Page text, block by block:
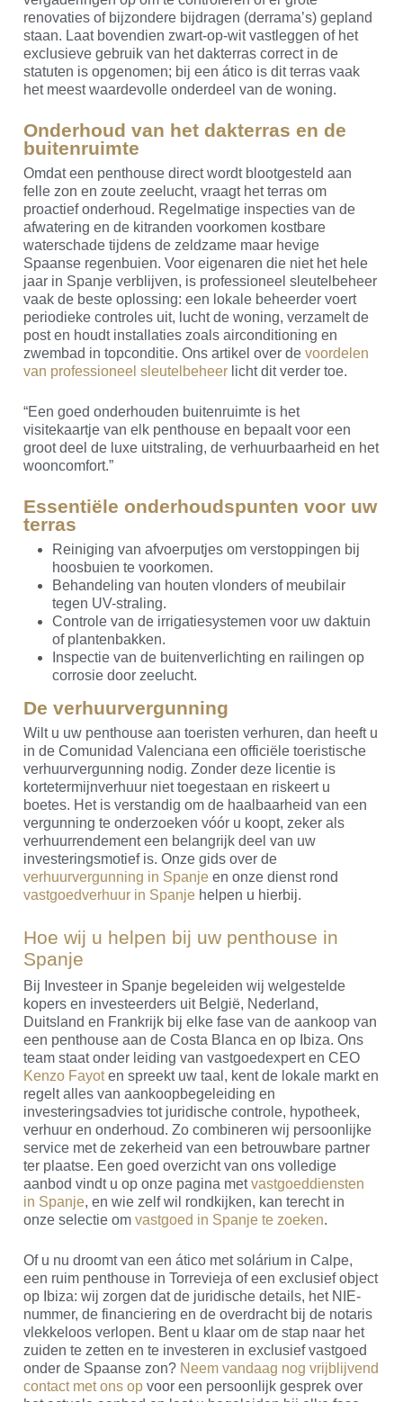
renovaties of bijzondere bijdragen (derrama’s) gepland
staan. Laat bovendien zwart-op-wit vastleggen of het
exclusieve gebruik van het dakterras correct in de
statuten is opgenomen; bij een ático is dit terras vaak
het meest waardevolle onderdeel van de woning.
Onderhoud van het dakterras en de
buitenruimte
Omdat een penthouse direct wordt blootgesteld aan
felle zon en zoute zeelucht, vraagt het terras om
proactief onderhoud. Regelmatige inspecties van de
afwatering en de kitranden voorkomen kostbare
waterschade tijdens de zeldzame maar hevige
Spaanse regenbuien. Voor eigenaren die niet het hele
jaar in Spanje verblijven, is professioneel sleutelbeheer
vaak de beste oplossing: een lokale beheerder voert
periodieke controles uit, lucht de woning, verzamelt de
post en houdt installaties zoals airconditioning en
zwembad in topconditie. Ons artikel over devoordelen
van professioneel sleutelbeheer licht dit verder toe.
“Een goed onderhouden buitenruimte is het
visitekaartje van elk penthouse en bepaalt voor een
groot deel de luxe uitstraling, de verhuurbaarheid en het
wooncomfort.”
Essentiële onderhoudspunten voor uw
terras
Reiniging van afvoerputjes om verstoppingen bij
hoosbuien te voorkomen.
Behandeling van houten vlonders of meubilair
tegen UV-straling.
Controle van de irrigatiesystemen voor uw daktuin
of plantenbakken.
Inspectie van de buitenverlichting en railingen op
corrosie door zeelucht.
De verhuurvergunning
Wilt u uw penthouse aan toeristen verhuren, dan heeft u
in de Comunidad Valenciana een officiële toeristische
verhuurvergunning nodig. Zonder deze licentie is
kortetermijnverhuur niet toegestaan en riskeert u
boetes. Het is verstandig om de haalbaarheid van een
vergunning te onderzoeken vóór u koopt, zeker als
verhuurrendement een belangrijk deel van uw
investeringsmotief is. Onze gids over de
verhuurvergunning in Spanje en onze dienst rond
vastgoedverhuur in Spanje helpen u hierbij.
Hoe wij u helpen bij uw penthouse in
Spanje
Bij Investeer in Spanje begeleiden wij welgestelde
kopers en investeerders uit België, Nederland,
Duitsland en Frankrijk bij elke fase van de aankoop van
een penthouse aan de Costa Blanca en op Ibiza. Ons
team staat onder leiding van vastgoedexpert en CEO
Kenzo Fayoten spreekt uw taal, kent de lokale markt en
regelt alles van aankoopbegeleiding en
investeringsadvies tot juridische controle, hypotheek,
verhuur en onderhoud. Zo combineren wij persoonlijke
service met de zekerheid van een betrouwbare partner
ter plaatse. Een goed overzicht van ons volledige
aanbod vindt u op onze pagina metvastgoeddiensten
in Spanje, en wie zelf wil rondkijken, kan terecht in
onze selectie omvastgoed in Spanje te zoeken.
Of u nu droomt van een ático met solárium in Calpe,
een ruim penthouse in Torrevieja of een exclusief object
op Ibiza: wij zorgen dat de juridische details, het NIE-
nummer, de financiering en de overdracht bij de notaris
vlekkeloos verlopen. Bent u klaar om de stap naar het
zuiden te zetten en te investeren in exclusief vastgoed
onder de Spaanse zon? Neem vandaag nog vrijblijvend
contact met ons op voor een persoonlijk gesprek over